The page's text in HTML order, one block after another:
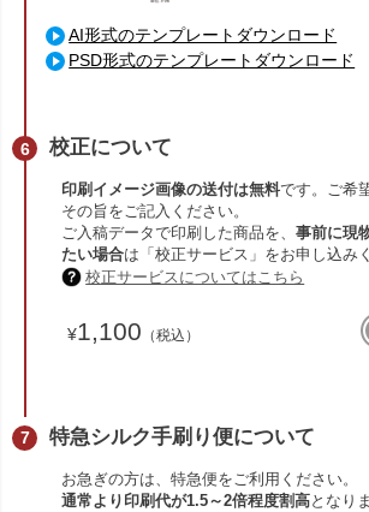
AI形式のテンプレートダウンロード
PSD形式のテンプレートダウンロード
校正について
印刷イメージ画像の送付は無料です。ご希
その旨をご記入ください。
ご入稿データで印刷した商品を、事前に現
たい場合は「校正サービス」をお申し込み
校正サービスについてはこちら
¥1,100 （税込）
特急シルク手刷り便について
お急ぎの方は、特急便をご利用ください。
通常より印刷代が1.5～2倍程度割高となり